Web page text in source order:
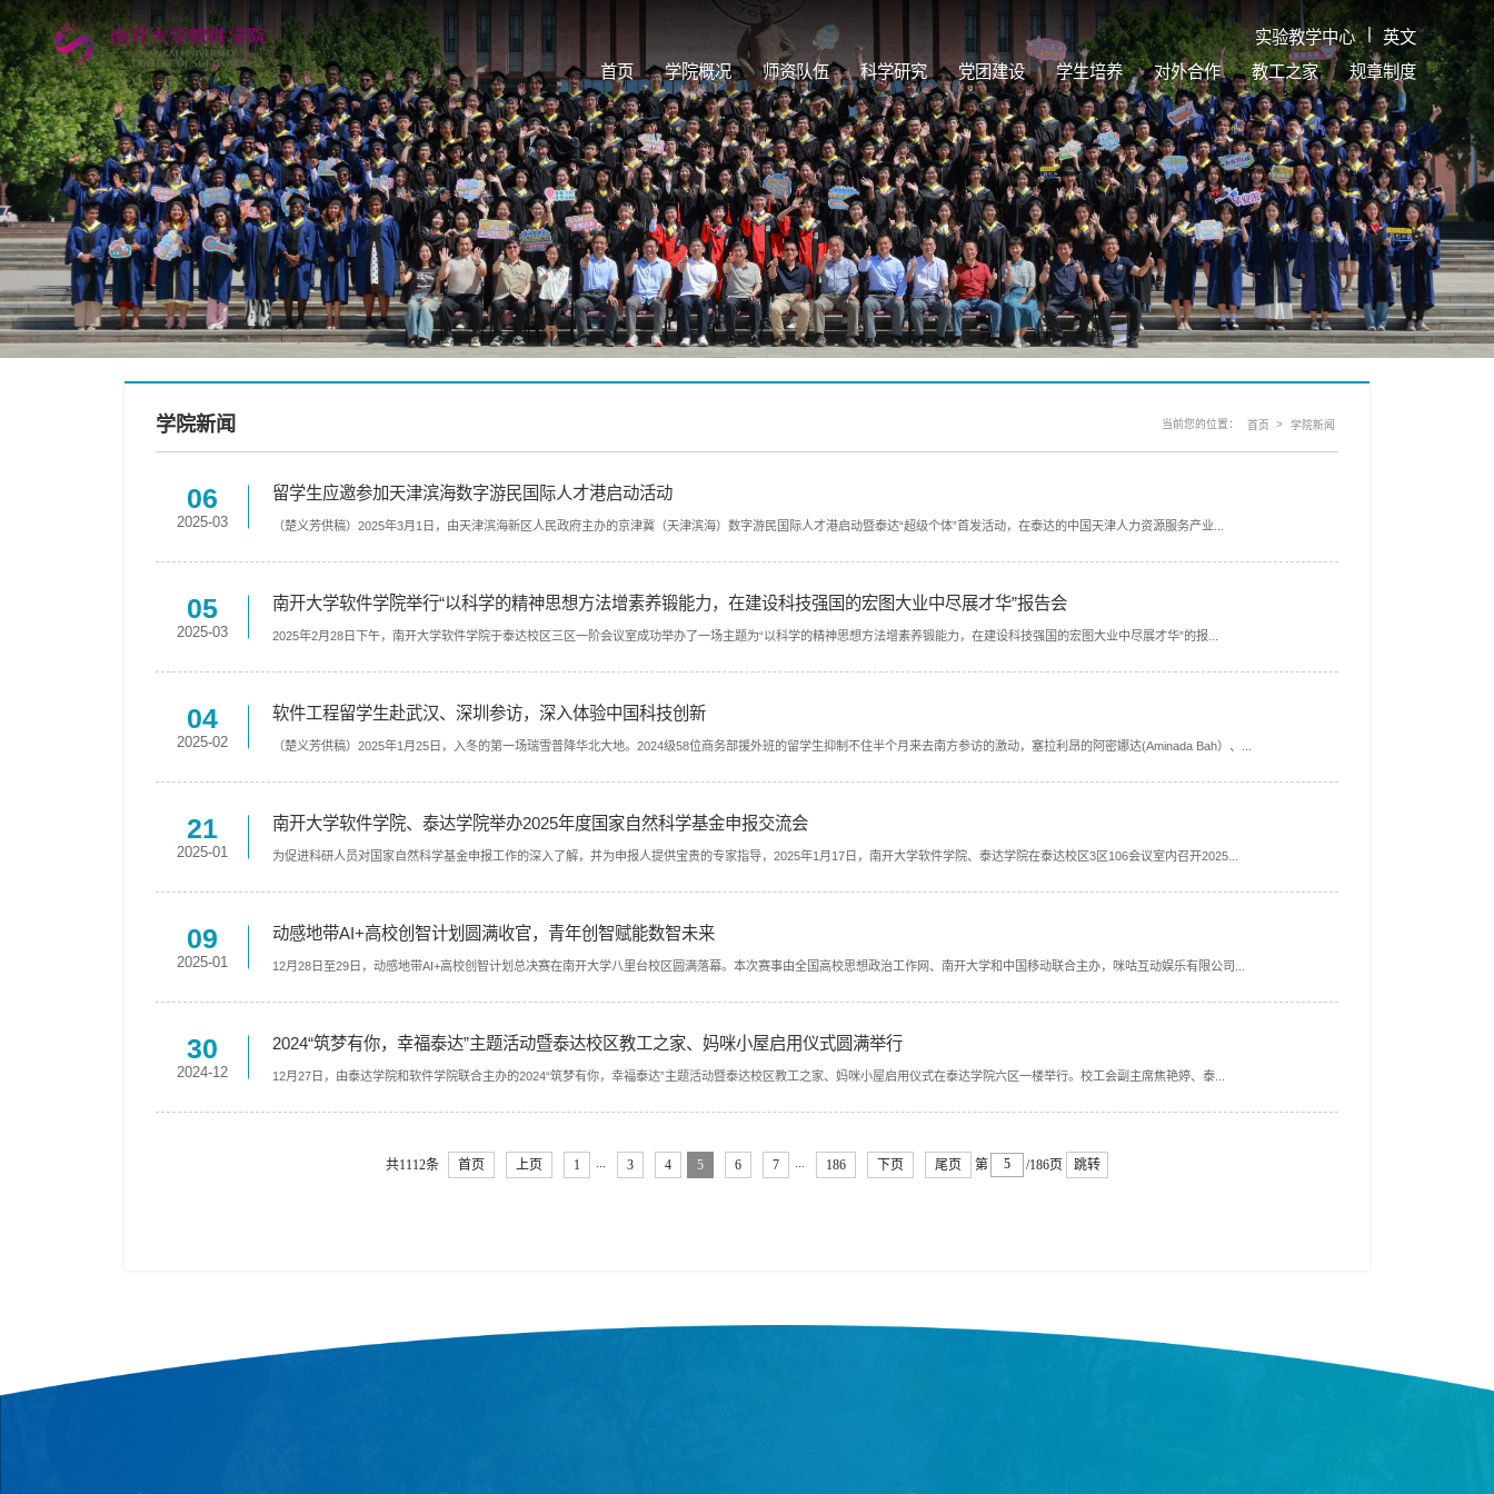
实验教学中心 |
英文
首页
学院概况 师资队伍 科学研究 党团建设 学生培养 对外合作 教工之家 规章制度
学院新闻 当前您的位置： 首页 > 学院新闻
06
2025-03
留学生应邀参加天津滨海数字游民国际人才港启动活动
（楚义芳供稿）2025年3月1日，由天津滨海新区人民政府主办的京津冀（天津滨海）数字游民国际人才港启动暨泰达“超级个体”首发活动，在泰达的中国天津人力资源服务产业...
05
2025-03
南开大学软件学院举行“以科学的精神思想方法增素养锻能力，在建设科技强国的宏图大业中尽展才华”报告会
2025年2月28日下午，南开大学软件学院于泰达校区三区一阶会议室成功举办了一场主题为“以科学的精神思想方法增素养锻能力，在建设科技强国的宏图大业中尽展才华”的报...
04
2025-02
软件工程留学生赴武汉、深圳参访，深入体验中国科技创新
（楚义芳供稿）2025年1月25日，入冬的第一场瑞雪普降华北大地。2024级58位商务部援外班的留学生抑制不住半个月来去南方参访的激动，塞拉利昂的阿密娜达(Aminada Bah）、...
21
2025-01
南开大学软件学院、泰达学院举办2025年度国家自然科学基金申报交流会
为促进科研人员对国家自然科学基金申报工作的深入了解，并为申报人提供宝贵的专家指导，2025年1月17日，南开大学软件学院、泰达学院在泰达校区3区106会议室内召开2025...
09
2025-01
动感地带AI+高校创智计划圆满收官，青年创智赋能数智未来
12月28日至29日，动感地带AI+高校创智计划总决赛在南开大学八里台校区圆满落幕。本次赛事由全国高校思想政治工作网、南开大学和中国移动联合主办，咪咕互动娱乐有限公司...
30
2024-12
2024“筑梦有你，幸福泰达”主题活动暨泰达校区教工之家、妈咪小屋启用仪式圆满举行
12月27日，由泰达学院和软件学院联合主办的2024“筑梦有你，幸福泰达”主题活动暨泰达校区教工之家、妈咪小屋启用仪式在泰达学院六区一楼举行。校工会副主席焦艳婷、泰...
共1112条 首页 上页 1 ... 3 4 5 6 7 ... 186 下页 尾页 第 /186页 跳转